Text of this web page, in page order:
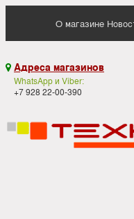
О магазине
 Адреса магазинов
WhatsApp и Viber:
+7 928 22-00-390